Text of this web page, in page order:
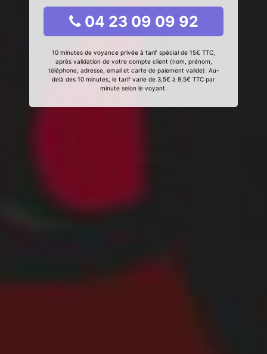
04 23 09 09 92
10 minutes de voyance privée à tarif spécial de 15€ TTC,
après validation de votre compte client (nom, prénom,
téléphone, adresse, email et carte de paiement valide). Au-
delà des 10 minutes, le tarif varie de 3,5€ à 9,5€ TTC par
minute selon le voyant.